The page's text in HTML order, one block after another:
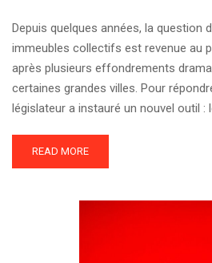
Depuis quelques années, la question
immeubles collectifs est revenue au
après plusieurs effondrements
certaines grandes villes. Pour
législateur a instauré un nouvel outil :
READ MORE